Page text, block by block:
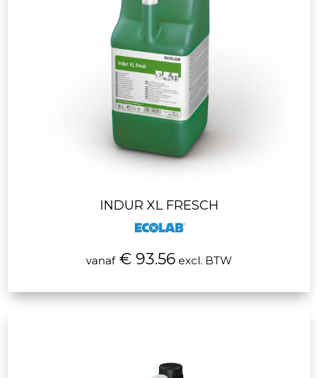
INDUR XL FRESCH
vanaf€ 93.56 excl. BTW